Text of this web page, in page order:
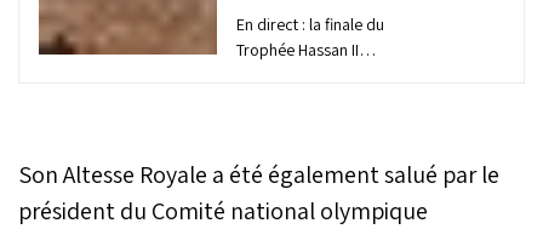
En direct : la finale du
Trophée Hassan II
Son Altesse Royale a été également salué par le
président du Comité national olympique